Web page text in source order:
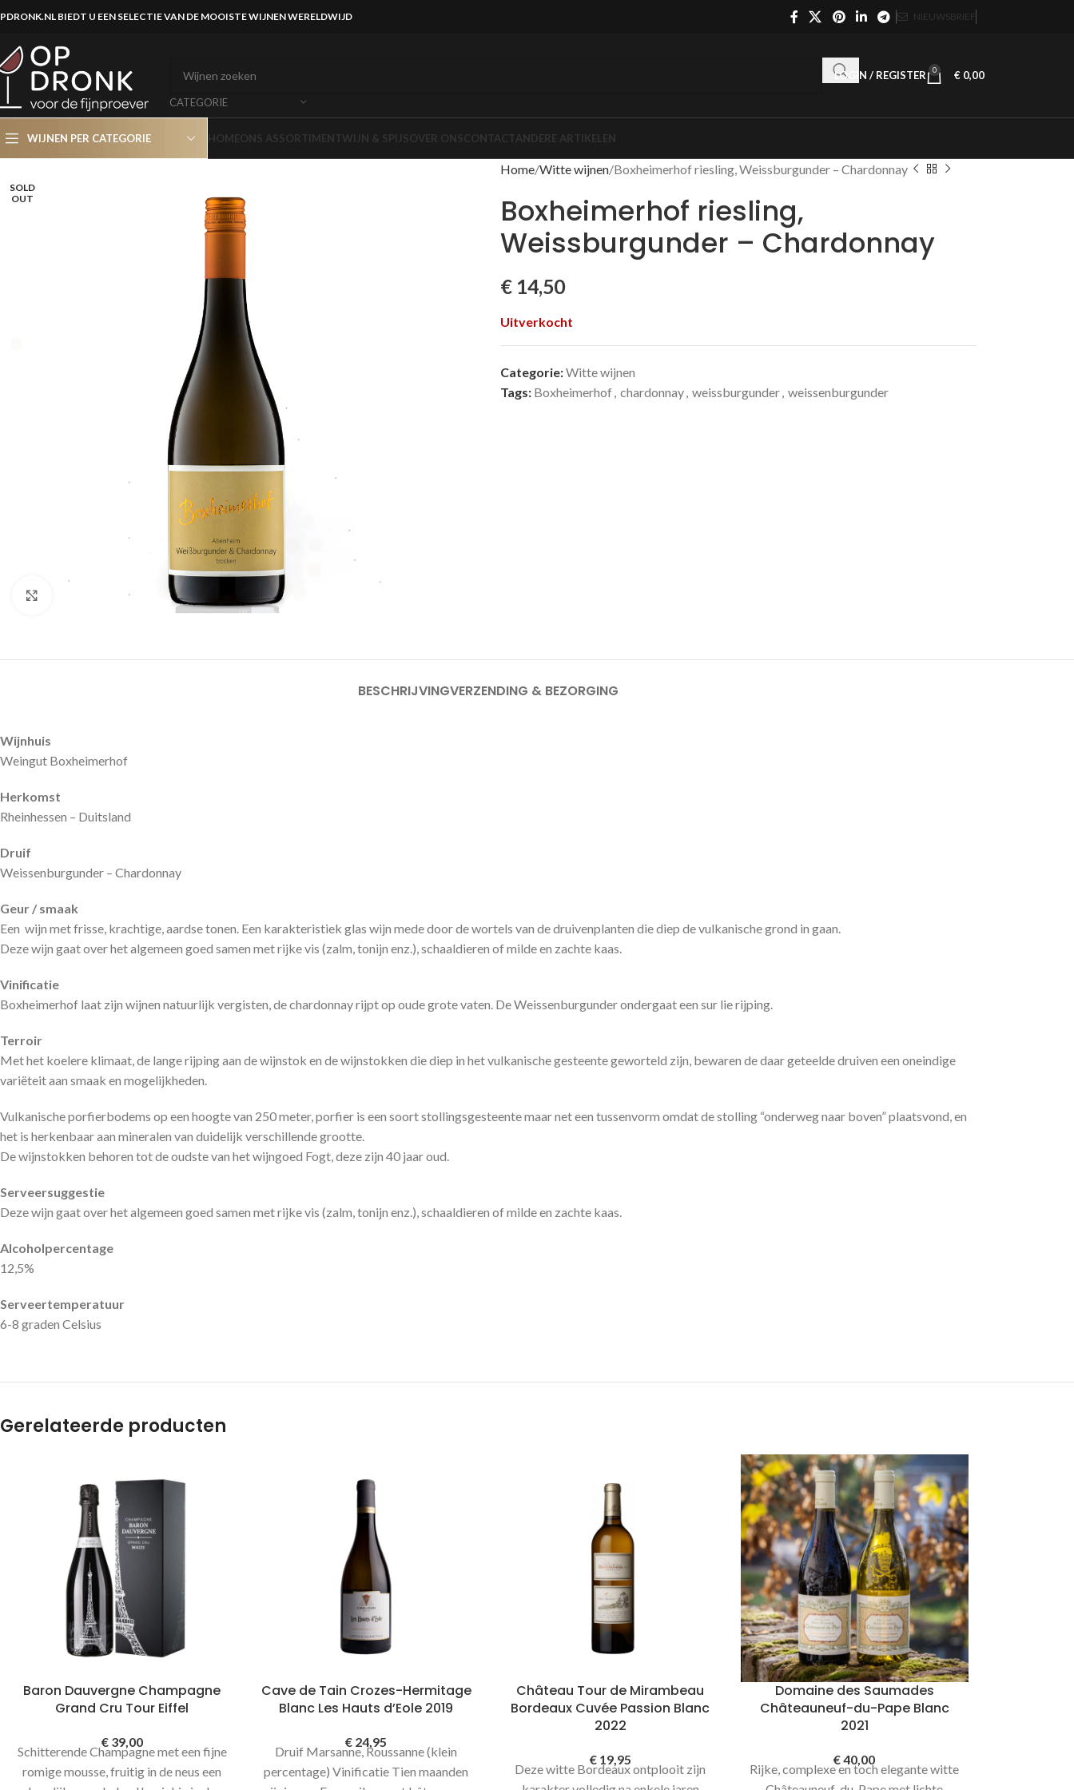
BIEDT U EEN SELECTIE VAN DE MOOISTE WIJNEN WERELDWIJD NIEUWSBRIEF
CATEGORIE
LOGIN / REGISTER 0 € 0,00
WIJNEN PER CATEGORIE HOMEONS ASSORTIMENTWIJN & SPIJSOVER ONSCONTACTANDERE ARTIKELEN
SOLD
OUT
Click to enlarge
Home Witte wijnen Boxheimerhof riesling, Weissburgunder – Chardonnay
Boxheimerhof riesling,
Weissburgunder – Chardonnay
€14,50
Uitverkocht
Categorie:Witte wijnen
Tags: Boxheimerhof, chardonnay, weissburgunder, weissenburgunder
BESCHRIJVINGVERZENDING & BEZORGING
Wijnhuis
Weingut Boxheimerhof
Herkomst
Rheinhessen – Duitsland
Druif
Weissenburgunder – Chardonnay
Geur / smaak
Een wijn met frisse, krachtige, aardse tonen. Een karakteristiek glas wijn mede door de wortels van de druivenplanten die diep de vulkanische grond in gaan.
Deze wijn gaat over het algemeen goed samen met rijke vis (zalm, tonijn enz.), schaaldieren of milde en zachte kaas.
Vinificatie
Boxheimerhof laat zijn wijnen natuurlijk vergisten, de chardonnay rijpt op oude grote vaten. De Weissenburgunder ondergaat een sur lie rijping.
Terroir
Met het koelere klimaat, de lange rijping aan de wijnstok en de wijnstokken die diep in het vulkanische gesteente geworteld zijn, bewaren de daar geteelde druiven een oneindige
variëteit aan smaak en mogelijkheden.
Vulkanische porfierbodems op een hoogte van 250 meter, porfier is een soort stollingsgesteente maar net een tussenvorm omdat de stolling “onderweg naar boven” plaatsvond, en
het is herkenbaar aan mineralen van duidelijk verschillende grootte.
De wijnstokken behoren tot de oudste van het wijngoed Fogt, deze zijn 40 jaar oud.
Serveersuggestie
Deze wijn gaat over het algemeen goed samen met rijke vis (zalm, tonijn enz.), schaaldieren of milde en zachte kaas.
Alcoholpercentage
12,5%
Serveertemperatuur
6-8 graden Celsius
Gerelateerde producten
Baron Dauvergne Champagne
Grand Cru Tour Eiffel
€39,00
Schitterende Champagne met een fijne
romige mousse, fruitig in de neus een
Cave de Tain Crozes-Hermitage
Blanc Les Hauts d’Eole 2019
€ 24,95
Druif Marsanne, Roussanne (klein
percentage) Vinificatie Tien maanden
Château Tour de Mirambeau
Bordeaux Cuvée Passion Blanc
2022
€19,95
Deze witte Bordeaux ontplooit zijn
Domaine des Saumades
Châteauneuf-du-Pape Blanc
2021
€40,00
Rijke, complexe en toch elegante witte